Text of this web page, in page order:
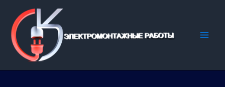
содержимому